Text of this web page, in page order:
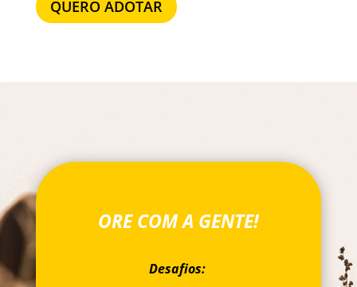
QUERO ADOTAR
ORE COM A GENTE!
Desafios: